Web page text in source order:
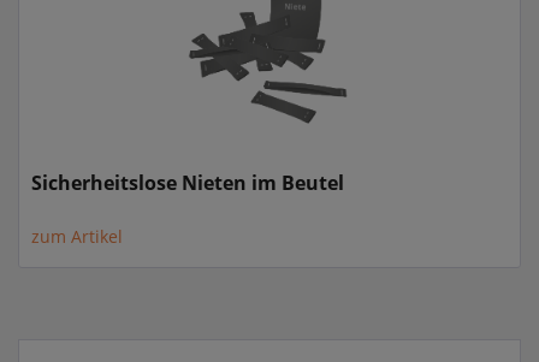
Sicherheitslose Nieten im Beutel
zum Artikel